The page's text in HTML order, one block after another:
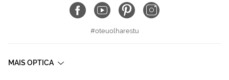
#oteuolharestu
MAIS OPTICA